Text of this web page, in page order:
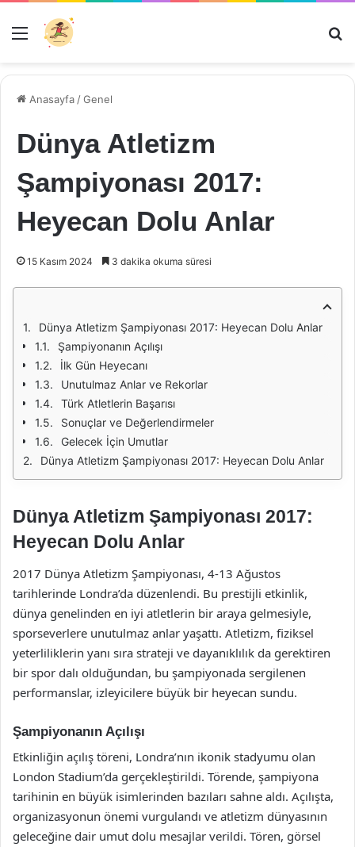
Menü
Anasayfa /Genel
Dünya Atletizm
Şampiyonası 2017:
Heyecan Dolu Anlar
15 Kasım 2024 3 dakika okuma süresi
Dünya Atletizm Şampiyonası 2017: Heyecan Dolu Anlar
Şampiyonanın Açılışı
İlk Gün Heyecanı
Unutulmaz Anlar ve Rekorlar
Türk Atletlerin Başarısı
Sonuçlar ve Değerlendirmeler
Gelecek İçin Umutlar
Dünya Atletizm Şampiyonası 2017: Heyecan Dolu Anlar
Dünya Atletizm Şampiyonası 2017:
Heyecan Dolu Anlar
2017 Dünya Atletizm Şampiyonası, 4-13 Ağustos
tarihlerinde Londra’da düzenlendi. Bu prestijli etkinlik,
dünya genelinden en iyi atletlerin bir araya gelmesiyle,
sporseverlere unutulmaz anlar yaşattı. Atletizm, fiziksel
yeterliliklerin yanı sıra strateji ve dayanıklılık da gerektiren
bir spor dalı olduğundan, bu şampiyonada sergilenen
performanslar, izleyicilere büyük bir heyecan sundu.
Şampiyonanın Açılışı
Etkinliğin açılış töreni, Londra’nın ikonik stadyumu olan
London Stadium’da gerçekleştirildi. Törende, şampiyona
tarihinin en büyük isimlerinden bazıları sahne aldı. Açılışta,
organizasyonun önemi vurgulandı ve atletizm dünyasının
geleceğine dair umut dolu mesajlar verildi. Tören, görsel